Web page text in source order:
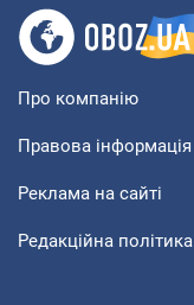
Про компанію
Правова інформація
Реклама на сайті
Редакційна політика